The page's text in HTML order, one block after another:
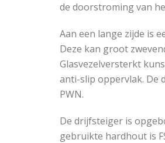
de doorstroming van
Aan een lange zijde is
Deze kan groot
Glasvezelversterkt
anti-slip oppervlak. De
PWN.
De drijfsteiger is
gebruikte hardhout is